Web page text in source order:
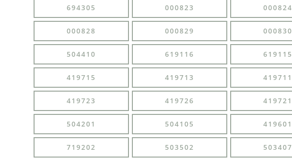
694305 000823 000824
000828 000829 000830
504410 619116 619115
419715 419713 419711
419723 419726 419721
504201 504105 419601
719202 503502 503407